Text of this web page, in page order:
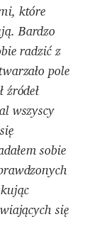
które
Bardzo
radzić z
pole
wszyscy
sobie
się